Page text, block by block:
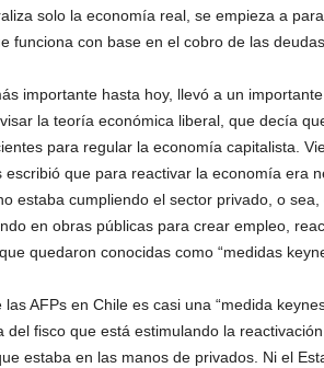
solo la economía real, se empieza a
funciona con base en el cobro de las
importante hasta hoy, llevó a un
la teoría económica liberal, que decía
para regular la economía capitalista.
escribió que para reactivar la economía era
estaba cumpliendo el sector privado, o
en obras públicas para crear empleo,
quedaron conocidas como “medidas
AFPs en Chile es casi una “medida
del fisco que está estimulando la
estaba en las manos de privados. Ni el